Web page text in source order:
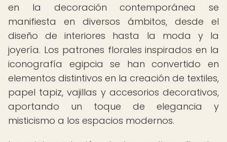
en la decoración contemporánea se
manifiesta en diversos ámbitos, desde el
diseño de interiores hasta la moda y la
joyería. Los patrones florales inspirados en la
iconografía egipcia se han convertido en
elementos distintivos en la creación de textiles,
papel tapiz, vajillas y accesorios decorativos,
aportando un toque de elegancia y
misticismo a los espacios modernos.